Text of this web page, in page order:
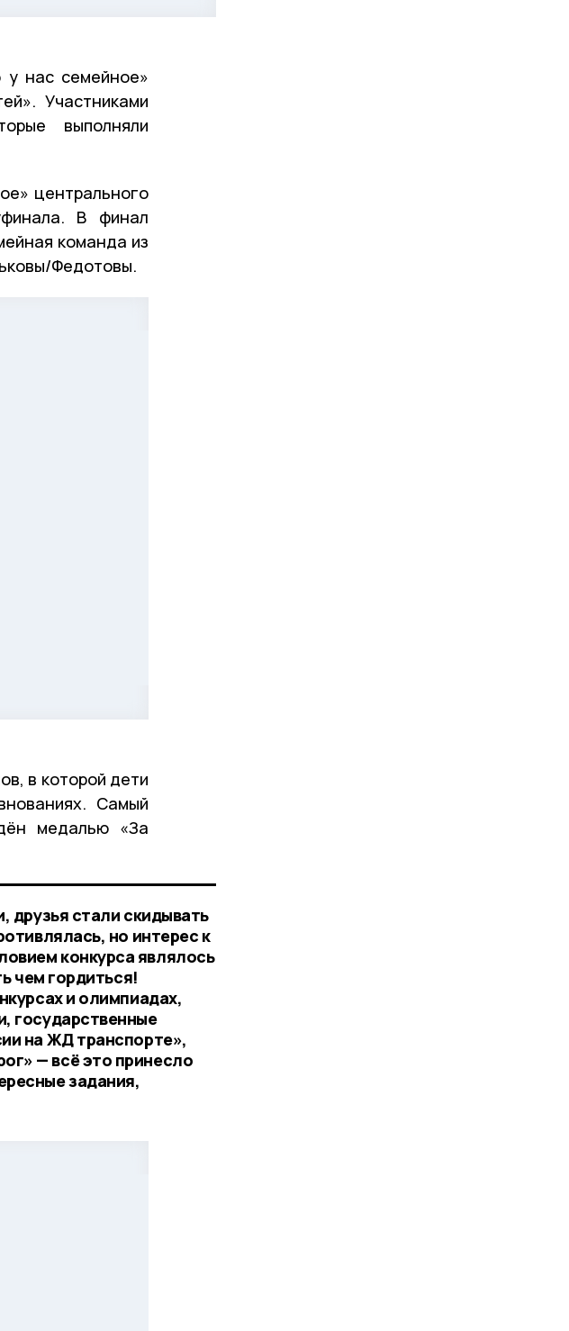
у нас семейное»
Участниками
выполняли
центрального
В финал
команда из
Федотовы.
в которой дети
Самый
медалью «За
друзья стали скидывать
но интерес к
конкурса являлось
чем гордиться!
и олимпиадах,
государственные
на ЖД транспорте»,
— всё это принесло
задания,